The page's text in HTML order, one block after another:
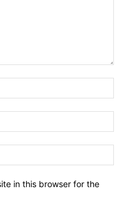
in this browser for the